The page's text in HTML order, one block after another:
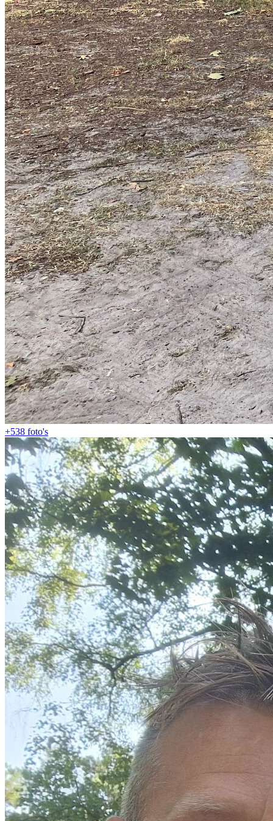
+538 foto's